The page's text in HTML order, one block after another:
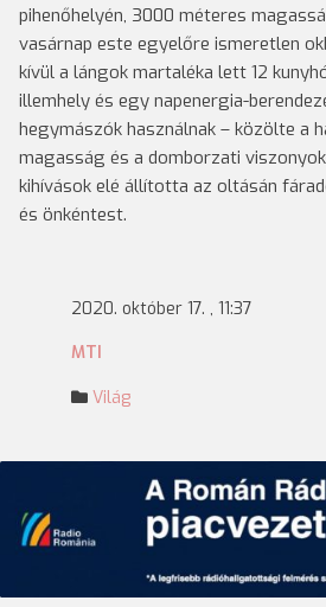
pihenőhelyén, 3000 méteres
vasárnap este egyelőre ismeretlen
kívül a lángok martaléka lett 12
illemhely és egy napenergia-
hegymászók használnak – közölte a
magasság és a domborzati
kihívások elé állította az oltásán
és önkéntest.
2020. október 17. , 11:37
MTI
Világ